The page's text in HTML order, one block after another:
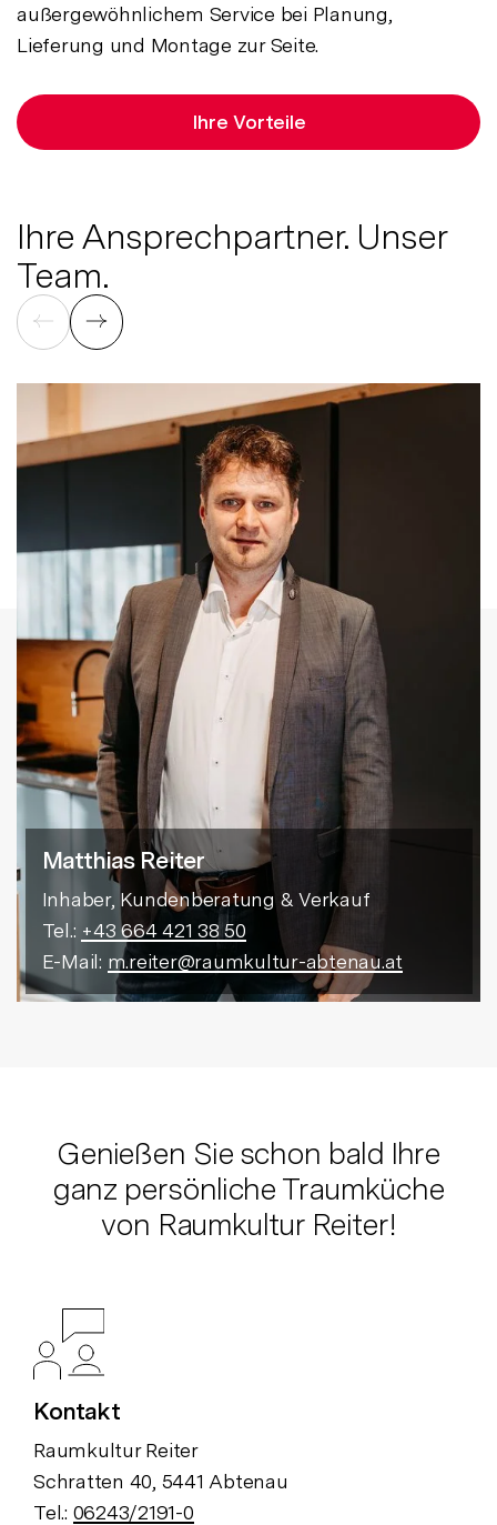
außergewöhnlichem Service bei Planung,
Lieferung und Montage zur Seite.
Ihre Vorteile
Ihre Ansprechpartner. Unser
Team.
Matthias Reiter
Inhaber, Kundenberatung & Verkauf
Tel.: +43 664 421 38 50
E-Mail: m.reiter@raumkultur-abtenau.at
Genießen Sie schon bald Ihre
ganz persönliche Traumküche
von Raumkultur Reiter!
Kontakt
Raumkultur Reiter
Schratten 40, 5441 Abtenau
Tel.: 06243/2191-0